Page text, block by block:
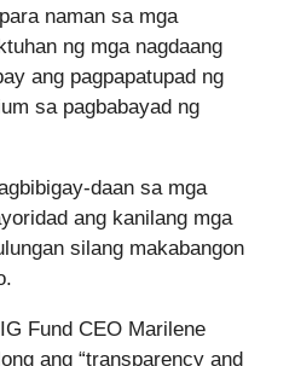
naman sa mga
ng mga nagdaang
ang pagpapatupad ng
sa pagbabayad ng
daan sa mga
ang kanilang mga
silang makabangon
Fund CEO Marilene
ang “transparency and